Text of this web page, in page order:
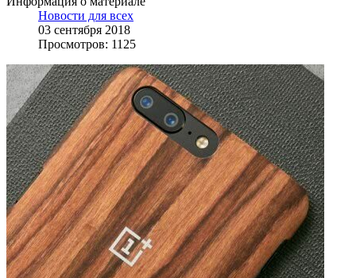
Новости для всех
03 сентября 2018
Просмотров: 1125